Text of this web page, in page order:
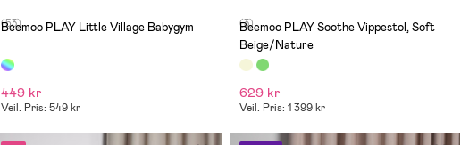
(53)
Beemoo PLAY Little Village Babygym
449 kr
Veil. Pris: 549 kr
(3)
Beemoo PLAY Soothe Vippestol, Soft
Beige/Nature
629 kr
Veil. Pris: 1 399 kr